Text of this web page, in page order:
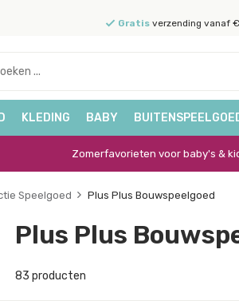
Gratisverzending vanaf
KLEDING BABY
Zomerfavorieten voor baby's &
Speelgoed Plus Plus Bouwspeelgoed
Plus Plus
83 producten